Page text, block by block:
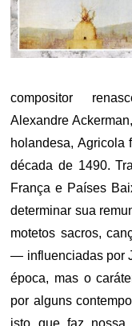
compositor
Alexandre
holandesa, Agricola
década de 1490.
França e Países
determinar sua
motetos sacros,
— influenciadas por
época, mas o
por alguns
isto que faz